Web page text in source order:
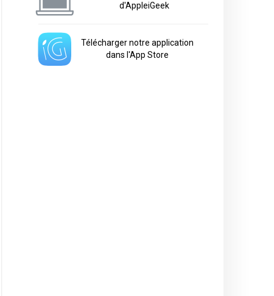
d'AppleiGeek
Télécharger notre application
dans l'App Store